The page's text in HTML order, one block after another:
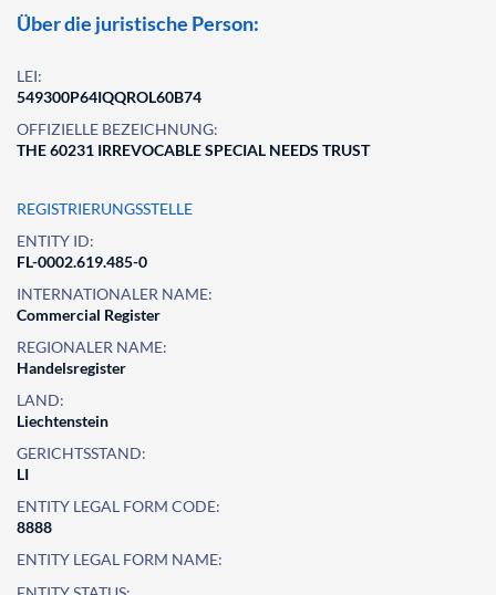
Über die juristische Person:
LEI:
549300P64IQQROL60B74
OFFIZIELLE BEZEICHNUNG:
THE 60231 IRREVOCABLE SPECIAL NEEDS TRUST
REGISTRIERUNGSSTELLE
ENTITY ID:
FL-0002.619.485-0
INTERNATIONALER NAME:
Commercial Register
REGIONALER NAME:
Handelsregister
LAND:
Liechtenstein
GERICHTSSTAND:
LI
ENTITY LEGAL FORM CODE:
8888
ENTITY LEGAL FORM NAME: